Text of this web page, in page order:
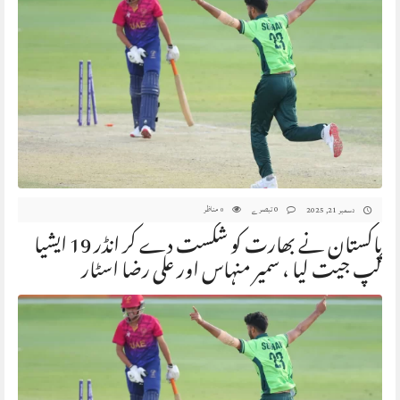
دسمبر 21, 2025 0 مناظر
پاکستان نے بھارت کو شکست دے کر انڈر 19 ایشیا کپ جیت لیا ، سمیر منہاس اور علی رضا اسٹار